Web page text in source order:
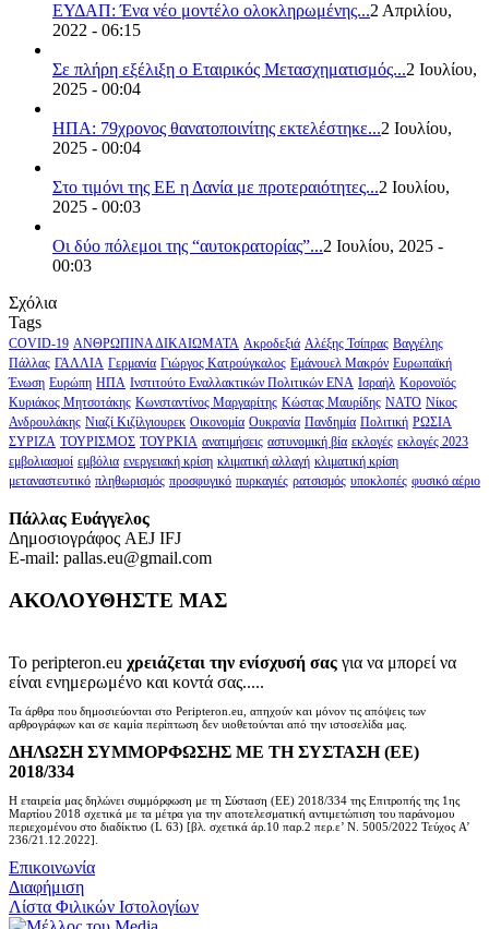
ΕΥΔΑΠ: Ένα νέο μοντέλο ολοκληρωμένης...2 Απριλίου,
2022 - 06:15
Σε πλήρη εξέλιξη ο Εταιρικός Μετασχηματισμός...2 Ιουλίου,
2025 - 00:04
ΗΠΑ: 79χρονος θανατοποινίτης εκτελέστηκε...2 Ιουλίου,
2025 - 00:04
Στο τιμόνι της ΕΕ η Δανία με προτεραιότητες...2 Ιουλίου,
2025 - 00:03
Οι δύο πόλεμοι της “αυτοκρατορίας”...2 Ιουλίου, 2025 -
00:03
Σχόλια
Tags
COVID-19 ΑΝΘΡΩΠΙΝΑ ΔΙΚΑΙΩΜΑΤΑ Ακροδεξιά Αλέξης Τσίπρας Βαγγέλης
Πάλλας ΓΑΛΛΙΑ Γερμανία Γιώργος Κατρούγκαλος Εμάνουελ Μακρόν Ευρωπαϊκή
Ένωση Ευρώπη ΗΠΑ Ινστιτούτο Εναλλακτικών Πολιτικών ΕΝΑ Ισραήλ Κορονοϊός
Κυριάκος Μητσοτάκης Κωνσταντίνος Μαργαρίτης Κώστας Μαυρίδης ΝΑΤΟ Νίκος
Ανδρουλάκης Νιαζί Κιζίλγιουρεκ Οικονομία Ουκρανία Πανδημία Πολιτική ΡΩΣΙΑ
ΣΥΡΙΖΑ ΤΟΥΡΙΣΜΟΣ ΤΟΥΡΚΙΑ ανατιμήσεις αστυνομική βία εκλογές εκλογές 2023
εμβολιασμοί εμβόλια ενεργειακή κρίση κλιματική αλλαγή κλιματική κρίση
μεταναστευτικό πληθωρισμός προσφυγικό πυρκαγιές ρατσισμός υποκλοπές φυσικό αέριο
Πάλλας Ευάγγελος
Δημοσιογράφος AEJ ΙFJ
E-mail: pallas.eu@gmail.com
ΑΚΟΛΟΥΘΗΣΤΕ ΜΑΣ
Το peripteron.eu χρειάζεται την ενίσχυσή σας για να μπορεί να
είναι ενημερωμένο και κοντά σας.....
Τα άρθρα που δημοσιεύονται στο Peripteron.eu, απηχούν και μόνον τις απόψεις των
αρθρογράφων και σε καμία περίπτωση δεν υιοθετούνται από την ιστοσελίδα μας.
ΔΗΛΩΣΗ ΣΥΜΜΟΡΦΩΣΗΣ ΜΕ ΤΗ ΣΥΣΤΑΣΗ (ΕΕ)
2018/334
Η εταιρεία μας δηλώνει συμμόρφωση με τη Σύσταση (ΕΕ) 2018/334 της Επιτροπής της 1ης
Μαρτίου 2018 σχετικά με τα μέτρα για την αποτελεσματική αντιμετώπιση του παράνομου
περιεχομένου στο διαδίκτυο (L 63) [βλ. σχετικά άρ.10 παρ.2 περ.ε’ Ν. 5005/2022 Τεύχος A’
236/21.12.2022].
Επικοινωνία
Διαφήμιση
Λίστα Φιλικών Ιστολογίων